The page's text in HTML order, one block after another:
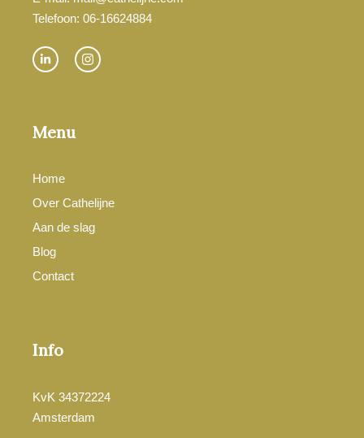
Telefoon: 06-16624884
Menu
Home
Over Cathelijne
Aan de slag
Blog
Contact
Info
KvK 34372224
Amsterdam